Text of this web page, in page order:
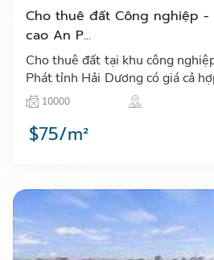
Cho thuê đất Công nghiệp
cao An P...
Cho thuê đất tại khu công
Phát tỉnh Hải Dương có giá cả
sở vật chất đầy đủ và tiện lợi,..…
10000
$75/m²